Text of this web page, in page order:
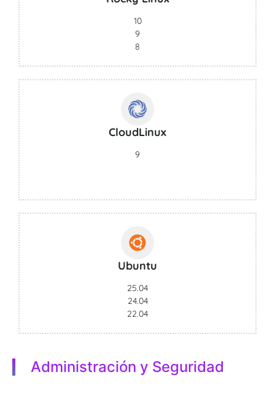
10
9
8
CloudLinux
9
Ubuntu
25.04
24.04
22.04
Administración y Seguridad